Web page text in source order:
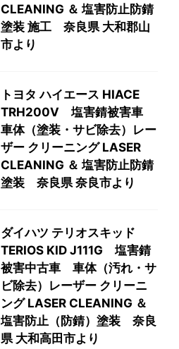
CLEANING ＆ 塩害防止防錆
塗装 施工 奈良県 大和郡山
市より
トヨタ ハイエース HIACE
TRH200V 塩害錆被害車
車体（塗装・サビ除去）レー
ザー クリーニング LASER
CLEANING ＆ 塩害防止防錆
塗装 奈良県 奈良市より
ダイハツ テリオスキッド
TERIOS KID J111G 塩害錆
被害中古車 車体（汚れ・サ
ビ除去）レーザー クリーニ
ング LASER CLEANING ＆
塩害防止（防錆）塗装 奈良
県 大和高田市より